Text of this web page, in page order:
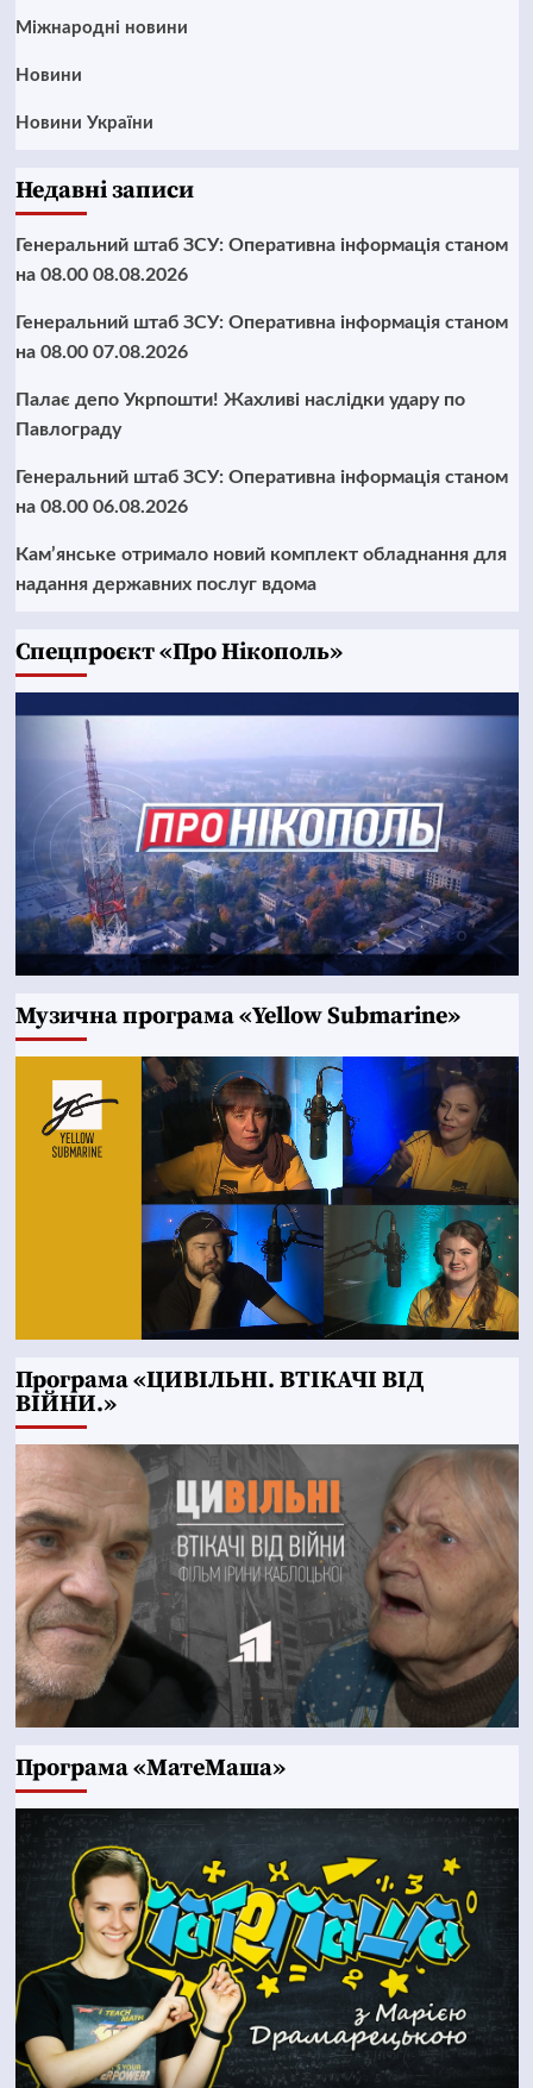
Міжнародні новини
Новини
Новини України
Недавні записи
Генеральний штаб ЗСУ: Оперативна інформація станом
на 08.00 08.08.2026
Генеральний штаб ЗСУ: Оперативна інформація станом
на 08.00 07.08.2026
Палає депо Укрпошти! Жахливі наслідки удару по
Павлограду
Генеральний штаб ЗСУ: Оперативна інформація станом
на 08.00 06.08.2026
Кам’янське отримало новий комплект обладнання для
надання державних послуг вдома
Cпецпроєкт «Про Нікополь»
Музична програма «Yellow Submarine»
Програма «ЦИВІЛЬНІ. ВТІКАЧІ ВІД
ВІЙНИ.»
Програма «МатеМаша»